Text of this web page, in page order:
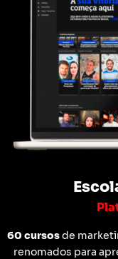
60 cursosde
renomados para